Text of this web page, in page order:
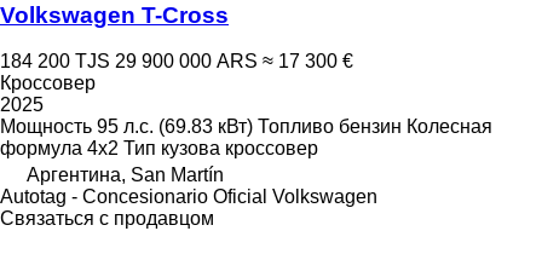
Volkswagen T-Cross
184 200 TJS 29 900 000 ARS ≈ 17 300 €
Кроссовер
2025
Мощность 95 л.с. (69.83 кВт) Топливо бензин Колесная
формула 4x2 Тип кузова кроссовер
Аргентина, San Martín
Autotag - Concesionario Oficial Volkswagen
Связаться с продавцом